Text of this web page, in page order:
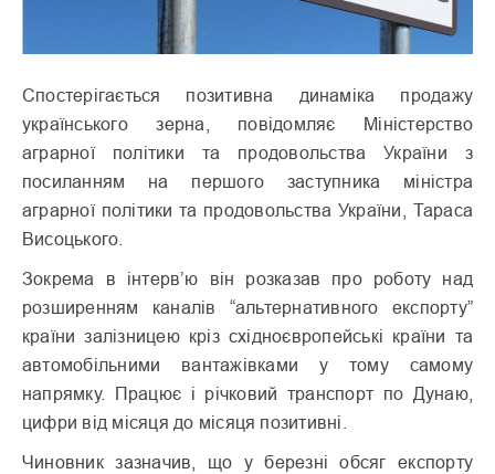
Спостерігається позитивна динаміка продажу
українського зерна, повідомляє Міністерство
аграрної політики та продовольства України з
посиланням на першого заступника міністра
аграрної політики та продовольства України, Тараса
Висоцького.
Зокрема в інтерв’ю він розказав про роботу над
розширенням каналів “альтернативного експорту”
країни залізницею кріз східноєвропейські країни та
автомобільними вантажівками у тому самому
напрямку. Працює і річковий транспорт по Дунаю,
цифри від місяця до місяця позитивні.
Чиновник зазначив, що у березні обсяг експорту